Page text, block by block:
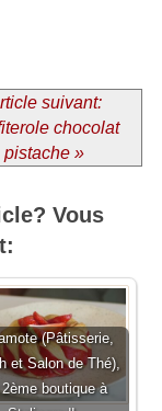
suivant:
chocolat
pistache »
Vous
(Pâtisserie,
et Salon de Thé),
boutique à